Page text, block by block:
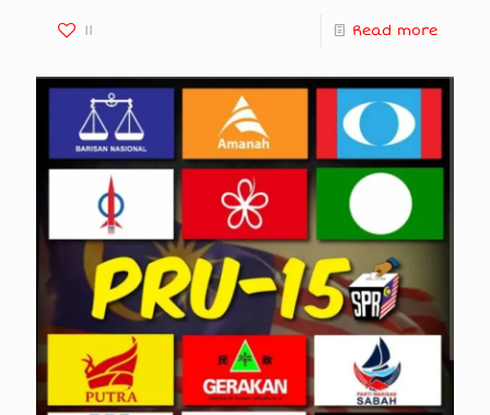
11 Read more